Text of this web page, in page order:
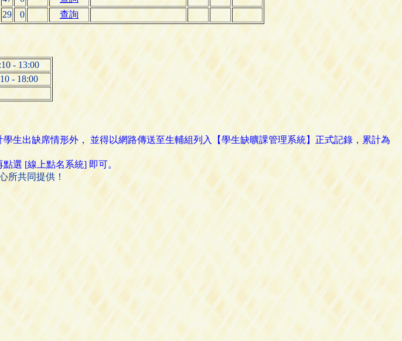
29 0 查詢
- 13:00
- 18:00
生出缺席情形外， 並得以網路傳送至生輔組列入【學生缺曠課管理系統】正式記錄，累計為
選 [線上點名系統] 即可。
所共同提供！